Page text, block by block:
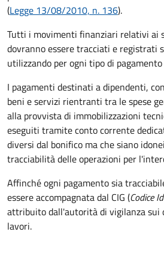
(Legge 13/08/2010, n. 136).
Tutti i movimenti finanziari relativi ai
dovranno essere tracciati e registrati
utilizzando per ogni tipo di
I pagamenti destinati a dipendenti,
beni e servizi rientranti tra le spese
alla provvista di immobilizzazioni
eseguiti tramite conto corrente
diversi dal bonifico ma che siano
tracciabilità delle operazioni per
Affinché ogni pagamento sia
essere accompagnata dal CIG (Codice
attribuito dall'autorità di vigilanza sui
lavori.